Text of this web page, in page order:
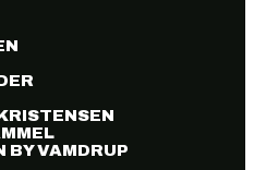
BY VAMDRUP